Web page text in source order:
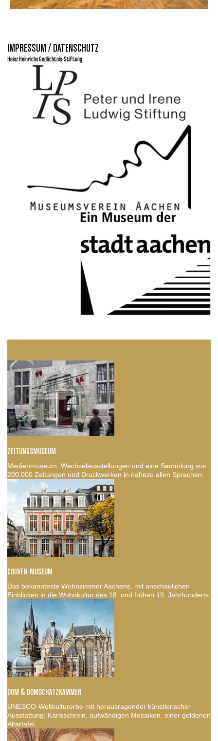
IMPRESSUM / DATENSCHUTZ
Heinz Heinrichs Gedächtnis-Stiftung
ZEITUNGSMUSEUM
Medienmuseum, Wechselausstellungen und eine Sammlung von
200.000 Zeitungen und Druckwerken in nahezu allen Sprachen.
COUVEN-MUSEUM
Das bekannteste Wohnzimmer Aachens, mit anschaulichen
Einblicken in die Wohnkultur des 18. und frühen 19. Jahrhunderts.
DOM & DOMSCHATZKAMMER
UNESCO-Weltkulturerbe mit herausragender künstlerischer
Ausstattung: Karlsschrein, aufwändigen Mosaiken, einer goldenen
Altartafel.